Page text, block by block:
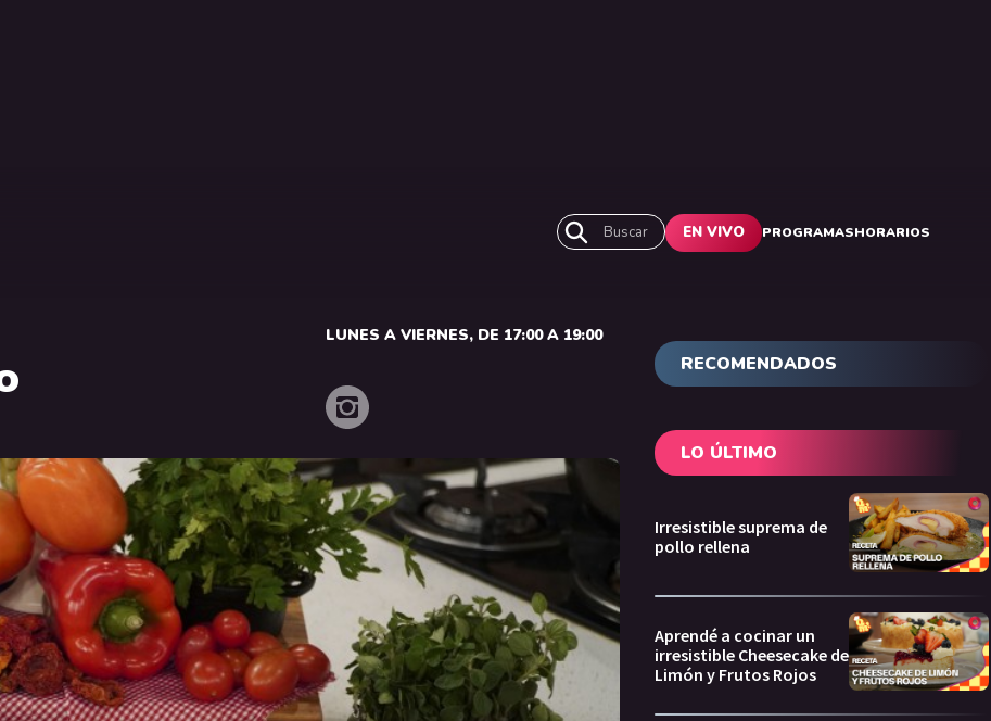
Buscar EN VIVO PROGRAMASHORARIOS
LUNES A VIERNES, DE 17:00 A 19:00
RECOMENDADOS
LO ÚLTIMO
Irresistible suprema de
pollo rellena
Aprendé a cocinar un
irresistible Cheesecake de
Limón y Frutos Rojos